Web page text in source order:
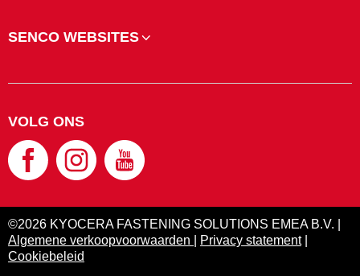
SENCO WEBSITES
VOLG ONS
©2026 KYOCERA FASTENING SOLUTIONS EMEA B.V. |
Algemene verkoopvoorwaarden
Privacy statement|
Cookiebeleid